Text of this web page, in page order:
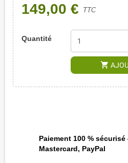
149,00 € TTC
Quantité
shopping_cart
Paiement 100 %
Mastercard, PayPal